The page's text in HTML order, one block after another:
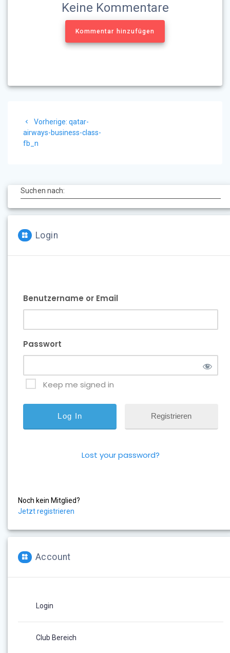
Keine Kommentare
Kommentar hinzufügen
Vorherige: Vorheriger
Beitrag:
qatar-
airways-business-class-
fb_n
Suchen nach:
Login
Benutzername or Email
Passwort
Keep me signed in
Registrieren
Lost your password?
Noch kein Mitglied?
Jetzt registrieren
Account
Login
Club Bereich